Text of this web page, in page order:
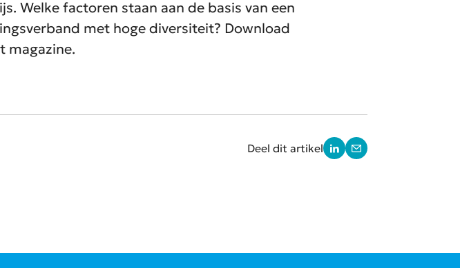
Welke factoren staan aan de basis van een
met hoge diversiteit? Download
magazine.
Deel dit artikel